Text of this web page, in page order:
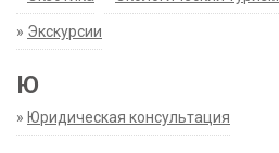
» Экскурсии
Ю
» Юридическая консультация